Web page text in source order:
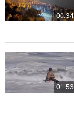
00:34
01:53